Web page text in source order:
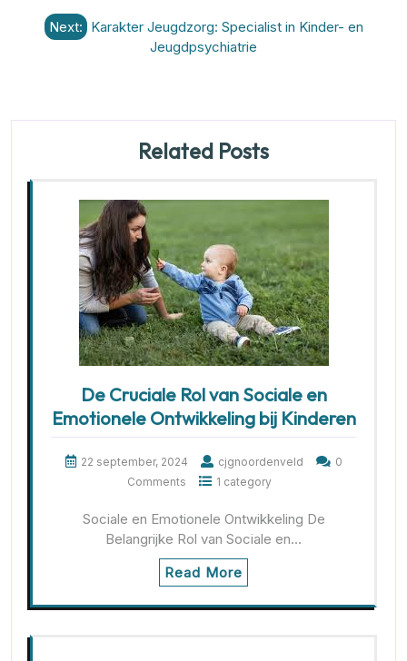
Next: Karakter Jeugdzorg: Specialist in Kinder- en
Jeugdpsychiatrie
Related Posts
De Cruciale Rol van Sociale en
Emotionele Ontwikkeling bij Kinderen
22 september, 2024 cjgnoordenveld
0
Comments
1 category
Sociale en Emotionele Ontwikkeling De
Belangrijke Rol van Sociale en…
Read More